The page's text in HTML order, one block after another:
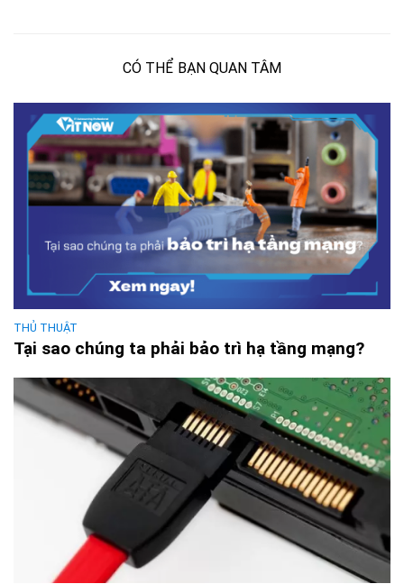
CÓ THỂ BẠN QUAN TÂM
THỦ THUẬT
Tại sao chúng ta phải bảo trì hạ tầng mạng?